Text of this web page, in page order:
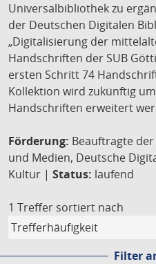
Universalbibliothek zu
der Deutschen Digitalen
„Digitalisierung der
Handschriften der SUB
ersten Schritt 74
Kollektion wird zukünftig
Handschriften erweitert
Förderung: Beauftragte
und Medien, Deutsche
Kultur | Status: laufend
1 Treffer sortiert nach
Filter